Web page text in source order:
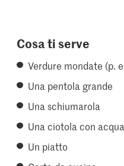
Cosa ti serve
Verdure mondate (p.
Una pentola grande
Una schiumarola
Una ciotola con
Un piatto